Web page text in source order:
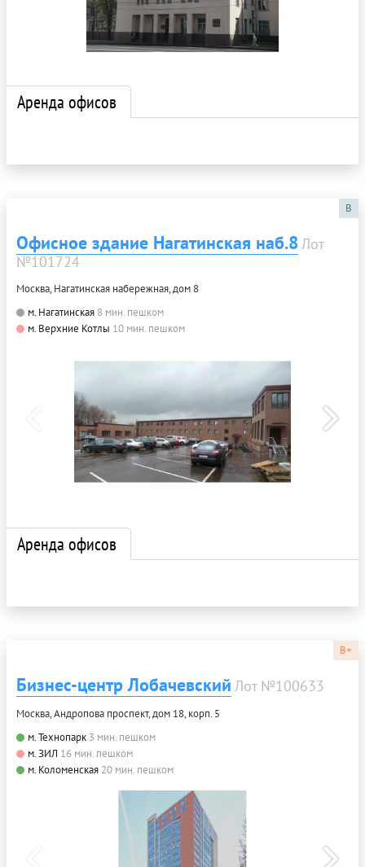
Аренда офисов
B
Офисное здание Нагатинская наб.8Лот
№101724
Москва, Нагатинская набережная, дом 8
м. Нагатинская 8 мин. пешком
м. Верхние Котлы 10 мин. пешком
Аренда офисов
B+
Бизнес-центр Лобачевский Лот №100633
Москва, Андропова проспект, дом 18, корп. 5
м. Технопарк 3 мин. пешком
м. ЗИЛ 16 мин. пешком
м. Коломенская 20 мин. пешком